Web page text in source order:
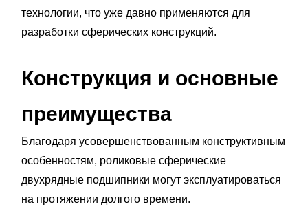
технологии, что уже давно применяются для
разработки сферических конструкций.
Конструкция и основные
преимущества
Благодаря усовершенствованным конструктивным
особенностям, роликовые сферические
двухрядные подшипники могут эксплуатироваться
на протяжении долгого времени.